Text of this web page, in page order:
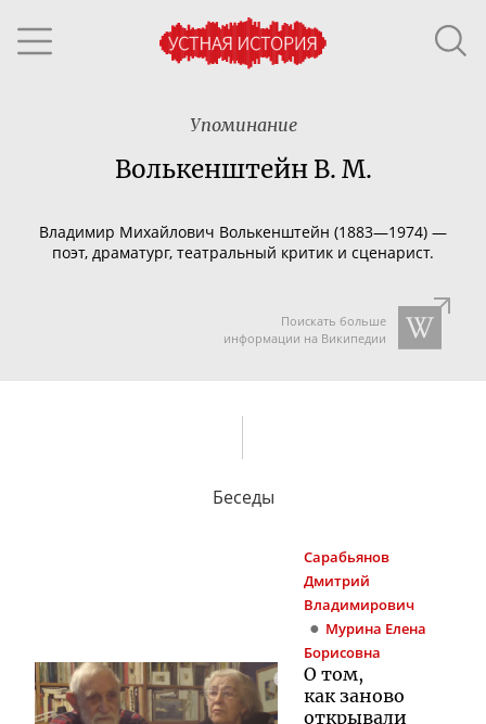
Упоминание
Волькенштейн В. М.
Владимир Михайлович Волькенштейн (1883—1974) —
поэт, драматург, театральный критик и сценарист.
Поискать больше
информации на Википедии
Беседы
Сарабьянов
Дмитрий
Владимирович
Мурина Елена
Борисовна
О том,
как заново
открывали